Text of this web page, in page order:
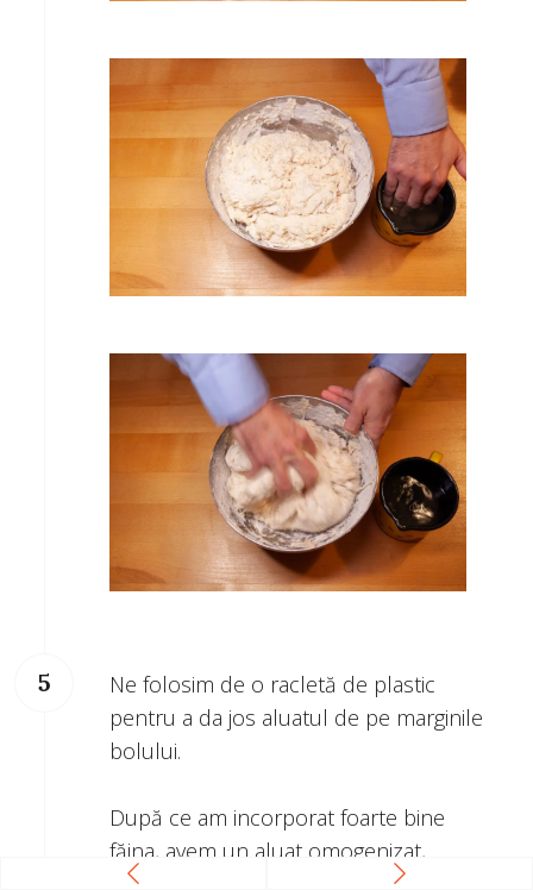
Ne folosim de o racletă de plastic
pentru a da jos aluatul de pe marginile
bolului.
După ce am incorporat foarte bine
făina, avem un aluat omogenizat,